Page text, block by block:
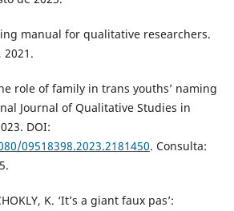
manual for qualitative researchers.
2021.
role of family in trans youths’ naming
Journal of Qualitative Studies in
DOI:
09518398.2023.2181450. Consulta:
K. ‘It’s a giant faux pas’: